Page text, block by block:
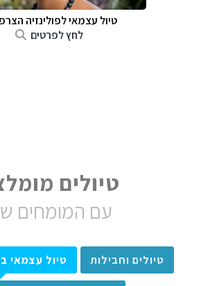
טיול עצמאי לפולינזיה
לחץ לפרטים
טיולים
עם המומחים
טיולים וחבילות טיול עצמאי